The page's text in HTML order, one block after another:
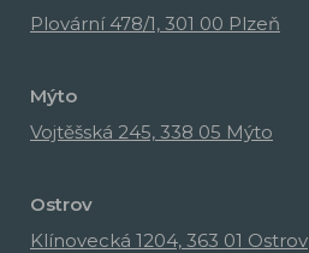
Plovární 478/1, 301 00 Plzeň
Mýto
Vojtěšská 245, 338 05 Mýto
Ostrov
Klínovecká 1204, 363 01 Ostrov